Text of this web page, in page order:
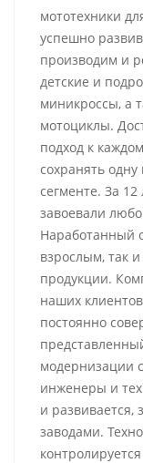
мототехники
успешно
производим и
детские и
миникроссы, а
мотоциклы.
подход к
сохранять
сегменте. За
завоевали
Наработанный
взрослым, так
продукции.
наших
постоянно
модернизации
инженеры и
и развивается,
заводами.